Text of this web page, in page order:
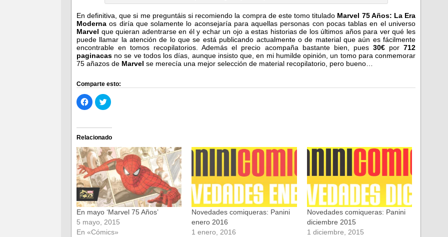
En definitiva, que si me preguntáis si recomiendo la compra de este tomo titulado Marvel 75 Años: La Era
Moderna os diría que solamente lo aconsejaría para aquellas personas con pocas tablas en el universo
Marvel que quieran adentrarse en él y echar un ojo a estas historias de los últimos años para ver qué les
puede llamar la atención de lo que se está publicando actualmente o de material que aún es fácilmente
encontrable en tomos recopilatorios. Además el precio acompaña bastante bien, pues 30€por712
paginacas no se ve todos los días, aunque insisto que, en mi humilde opinión, un tomo para conmemorar
75 añazos de Marvel se merecía una mejor selección de material recopilatorio, pero bueno…
Comparte esto:
Haz
clic
para
Facebook
(Se
abre
en
una
ventana
nueva)
Haz
clic
Twitter
(Se
abre
en
una
ventana
nueva)
Relacionado
En mayo ‘Marvel 75 Años’
5 mayo, 2015
En «Cómics»
Novedades comiqueras: Panini
enero 2016
1 enero, 2016
Novedades comiqueras: Panini
diciembre 2015
1 diciembre, 2015